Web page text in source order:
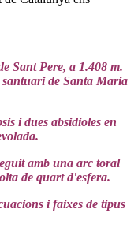
Sant Pere, a 1.408 m.
de Santa Maria
i dues absidioles en
amb una arc toral
de quart d'esfera.
i faixes de tipus